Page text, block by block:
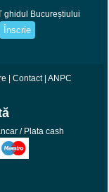
ghidul Bucureștiului
Înscrie
| Contact| ANPC
/ Plata cash